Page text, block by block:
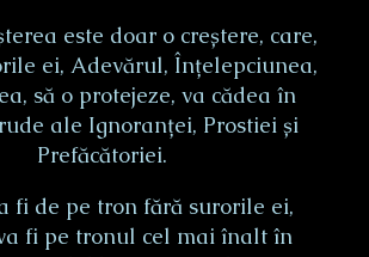
este doar o creștere, care,
ei, Adevărul, Înțelepciunea,
să o protejeze, va cădea în
ale Ignoranței, Prostiei și
Prefăcătoriei.
fi de pe tron fără surorile ei,
fi pe tronul cel mai înalt în